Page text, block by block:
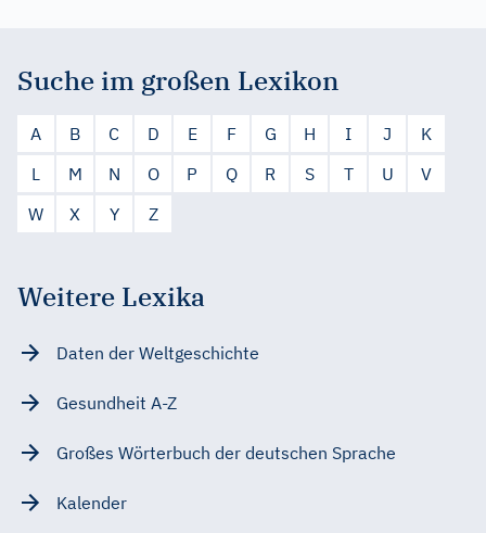
Suche im großen Lexikon
A B C D E F G H I J
K
L
M N O P Q R S T U
V
W
X Y Z
Weitere Lexika
Daten der Weltgeschichte
Gesundheit A-Z
Großes Wörterbuch der deutschen Sprache
Kalender